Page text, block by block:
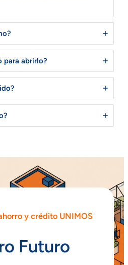
para abrirlo?
y crédito UNIMOS
Futuro